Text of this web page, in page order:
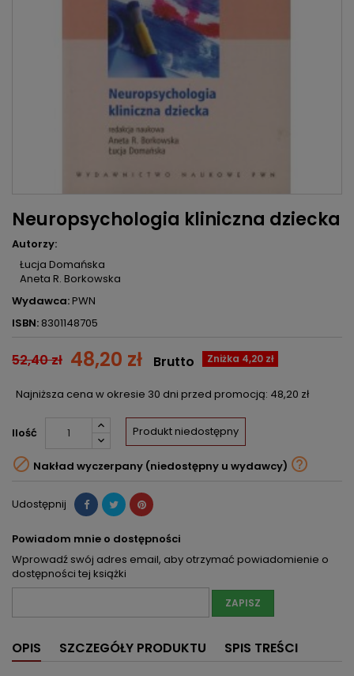
Neuropsychologia kliniczna dziecka
Autorzy:
Łucja Domańska
Aneta R. Borkowska
Wydawca:PWN
ISBN: 8301148705
52,40 zł 48,20 zł Zniżka 4,20 zł
Brutto
Najniższa cena w okresie 30 dni przed promocją: 48,20 zł
Ilość Produkt niedostępny
 Nakład wyczerpany (niedostępny u wydawcy) 
Udostępnij
Powiadom mnie o dostępności
Wprowadź swój adres email, aby otrzymać powiadomienie o
dostępności tej książki
ZAPISZ
OPIS SZCZEGÓŁY PRODUKTU SPIS TREŚCI